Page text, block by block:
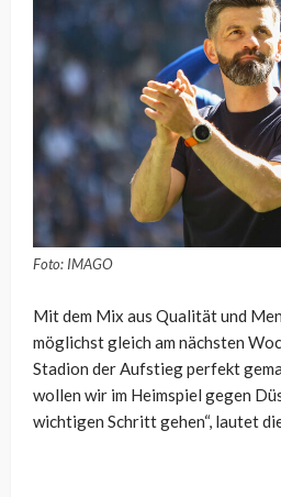
Foto: IMAGO
Mit dem Mix aus Qualität und
möglichst gleich am nächsten
Stadion der Aufstieg perfekt
wollen wir im Heimspiel gegen
wichtigen Schritt gehen“, lautet